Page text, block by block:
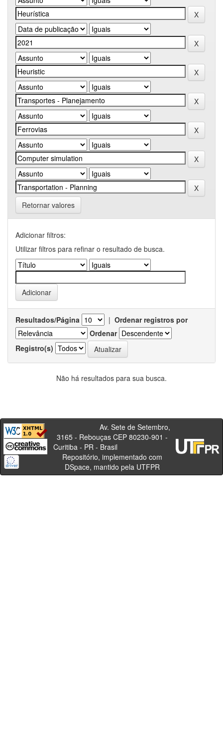
Retornar valores
Adicionar filtros:
Utilizar filtros para refinar o resultado de busca.
Resultados/Página | Ordenar registros por
Ordenar
Registro(s)
Não há resultados para sua busca.
Av. Sete de Setembro,
3165 - Rebouças CEP 80230-901 -
Curitiba - PR - Brasil
Repositório, implementado com
DSpace, mantido pela UTFPR